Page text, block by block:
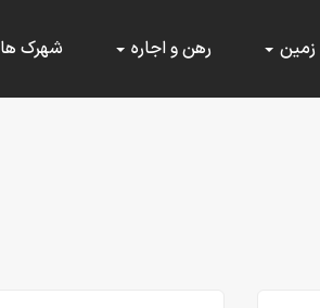
زمین رهن و اجاره شهرک ها